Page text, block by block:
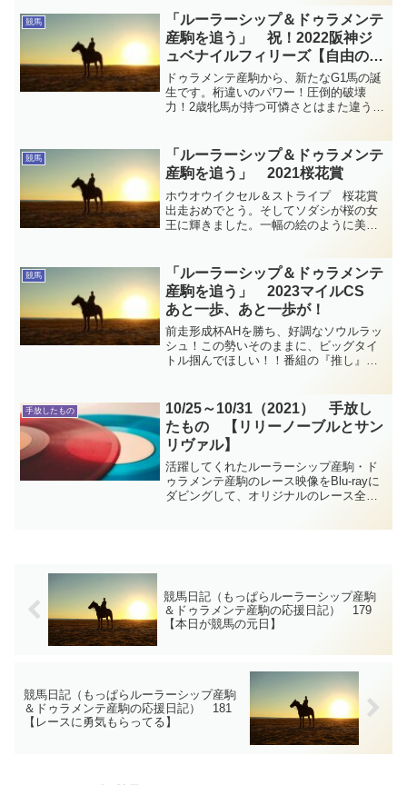
スタも交えてのドゥラメンテ四頭娘、頼
むよ！そしてこの一週間に手放したもの
の記録です。
競馬
「ルーラーシップ＆ドゥラメンテ
産駒を追う」 祝！2022阪神ジ
ュベナイルフィリーズ【自由の女
神の島】
ドゥラメンテ産駒から、新たなG1馬の誕
生です。桁違いのパワー！圧倒的破壊
力！2歳牝馬が持つ可憐さとはまた違う力
てくる！とっても感情的な2022阪神ジュ
ベナイルフィリーズ観戦日記です。
競馬
「ルーラーシップ＆ドゥラメンテ
産駒を追う」 2021桜花賞
ホウオウイクセル＆ストライプ 桜花賞
出走おめでとう。そしてソダシが桜の女
王に輝きました。一幅の絵のように美し
な桜花賞観戦日記です。
競馬
「ルーラーシップ＆ドゥラメンテ
産駒を追う」 2023マイルCS
あと一歩、あと一歩が！
前走形成杯AHを勝ち、好調なソウルラッ
シュ！この勢いそのままに、ビッグタイ
トル掴んでほしい！！番組の『推し』に
さぁ魂の突進を…！！とっても感情的な
2023マイルチャンピオンシップ観戦日記
です。
手放したもの
10/25～10/31（2021） 手放し
たもの 【リリーノーブルとサン
リヴァル】
活躍してくれたルーラーシップ産駒・ド
ゥラメンテ産駒のレース映像をBlu-rayに
ダビングして、オリジナルのレース全集
競馬日記（もっぱらルーラーシップ産駒
＆ドゥラメンテ産駒の応援日記） 179
【本日が競馬の元日】
競馬日記（もっぱらルーラーシップ産駒
＆ドゥラメンテ産駒の応援日記） 181
【レースに勇気もらってる】